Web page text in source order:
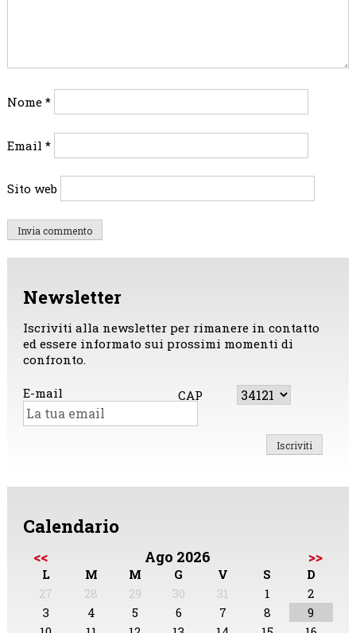
Nome *
Email *
Sito web
Newsletter
Iscriviti alla newsletter per rimanere in contatto
ed essere informato sui prossimi momenti di
confronto.
E-mail CAP
Calendario
<< Ago 2026 >>
L M M G V S
D
27
28 29 30 31 1
2
3
4 5 6 7 8
9